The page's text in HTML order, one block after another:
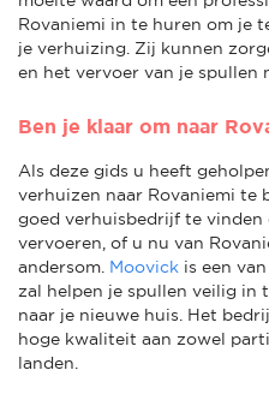
Rovaniemi in te huren om je
je verhuizing. Zij kunnen
en het vervoer van je spullen
Ben je klaar om naar
Als deze gids u heeft
verhuizen naar Rovaniemi te
goed verhuisbedrijf te
vervoeren, of u nu van
andersom. Moovick is een
zal helpen je spullen veilig in
naar je nieuwe huis. Het
hoge kwaliteit aan zowel
landen.